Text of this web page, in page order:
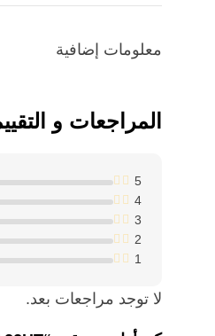
معلومات إضافية
المراجعات و
5
4
3
2
1
لا توجد مراجعات بعد.